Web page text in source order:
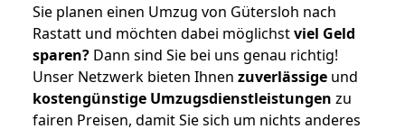
Sie planen einen Umzug von Gütersloh nach
Rastatt und möchten dabei möglichstviel Geld
sparen? Dann sind Sie bei uns genau richtig!
Unser Netzwerk bieten Ihnen zuverlässige und
kostengünstige Umzugsdienstleistungen zu
fairen Preisen, damit Sie sich um nichts anderes